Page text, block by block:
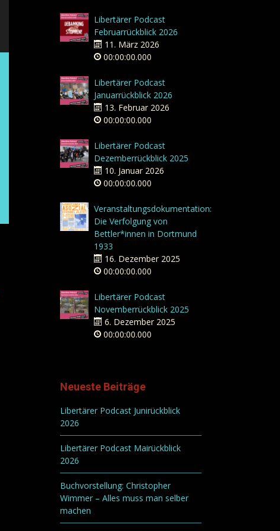
Libertärer Podcast
Februarrückblick 2026
11. März 2026
00:00:00.000
Libertärer Podcast
Januarrückblick 2026
13. Februar 2026
00:00:00.000
Libertärer Podcast
Dezemberrückblick 2025
10. Januar 2026
00:00:00.000
Veranstaltungsdokumentation:
Die Verfolgung von
Bettler*innen in Dortmund
1933
16. Dezember 2025
00:00:00.000
Libertärer Podcast
Novemberrückblick 2025
6. Dezember 2025
00:00:00.000
Neueste Beiträge
Libertärer Podcast Junirückblick
2026
Libertärer Podcast Mairückblick
2026
Buchvorstellung: Christopher
Wimmer – Alles muss man selber
machen